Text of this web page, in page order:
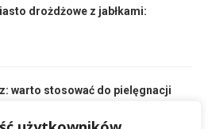
drożdżowe z jabłkami:
warto stosować do pielęgnacji